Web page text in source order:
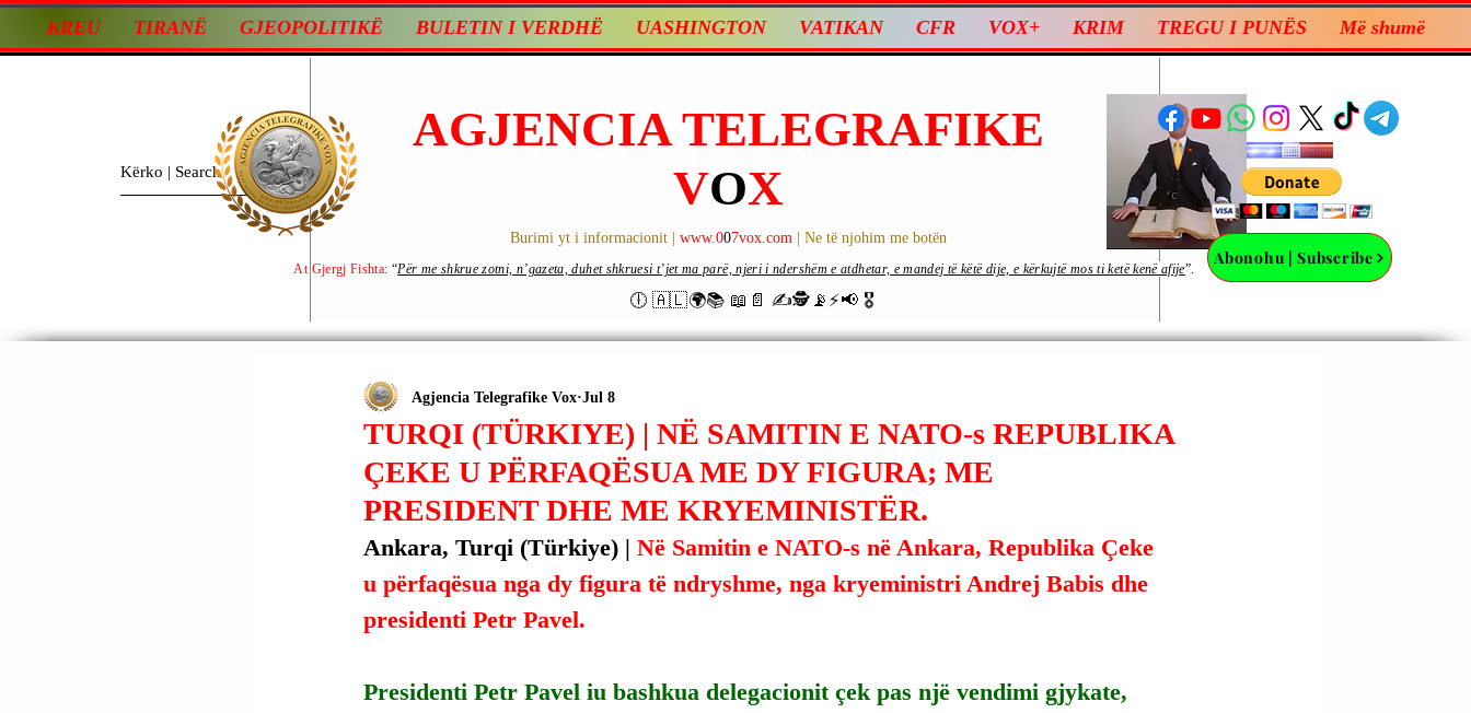
KREU TIRANË GJEOPOLITIKË BULETIN I VERDHË UASHINGTON VATIKAN CFR VOX+ KRIM TREGU I PUNËS Më shumë
AGJENCIA TELEGRAFIKE
VOX
Burimi yt i informacionit | www.007vox.com | Ne të njohim me botën
🕕 🇦🇱🌍📚 📖📄 ✍🕵️📡⚡️📢 🎖
Abonohu | Subscribe
At Gjergj Fishta: “Për me shkrue zotni, n’gazeta, duhet shkruesi t’jet ma parë, njeri i ndershëm e atdhetar, e mandej të këtë dije, e kërkujtë mos ti ketë kenë afije”.
TURQI (TÜRKIYE) | NË SAMITIN E NATO-s REPUBLIKA
ÇEKE U PËRFAQËSUA ME DY FIGURA; ME
PRESIDENT DHE ME KRYEMINISTËR.
Agjencia Telegrafike Vox Jul 8
Ankara, Turqi (Türkiye) | Në Samitin e NATO-s në Ankara, Republika Çeke
u përfaqësua nga dy figura të ndryshme, nga kryeministri Andrej Babis dhe
presidenti Petr Pavel.
Presidenti Petr Pavel iu bashkua delegacionit çek pas një vendimi gjykate,